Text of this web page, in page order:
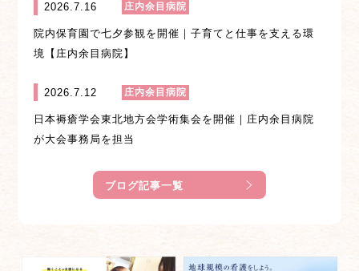
2026.7.16 庄内余目病院
院内保育園で七夕参観を開催｜子育てと仕事を支える環
境【庄内余目病院】
2026.7.12 庄内余目病院
日本褥瘡学会東北地方会学術集会を開催｜庄内余目病院
が大会事務局を担当
ブログ記事一覧